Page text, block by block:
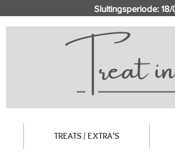
Sluitingsperiode:
TREATS / EXTRA'S